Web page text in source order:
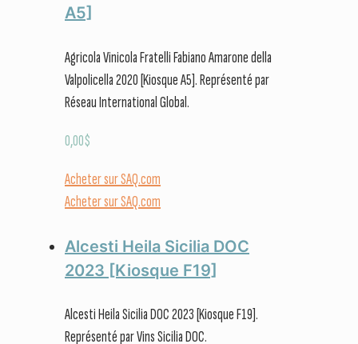
A5]
Agricola Vinicola Fratelli Fabiano Amarone della
Valpolicella 2020 [Kiosque A5]. Représenté par
Réseau International Global.
0,00$
Acheter sur SAQ.com
Acheter sur SAQ.com
Alcesti Heila Sicilia DOC
2023 [Kiosque F19]
Alcesti Heila Sicilia DOC 2023 [Kiosque F19].
Représenté par Vins Sicilia DOC.